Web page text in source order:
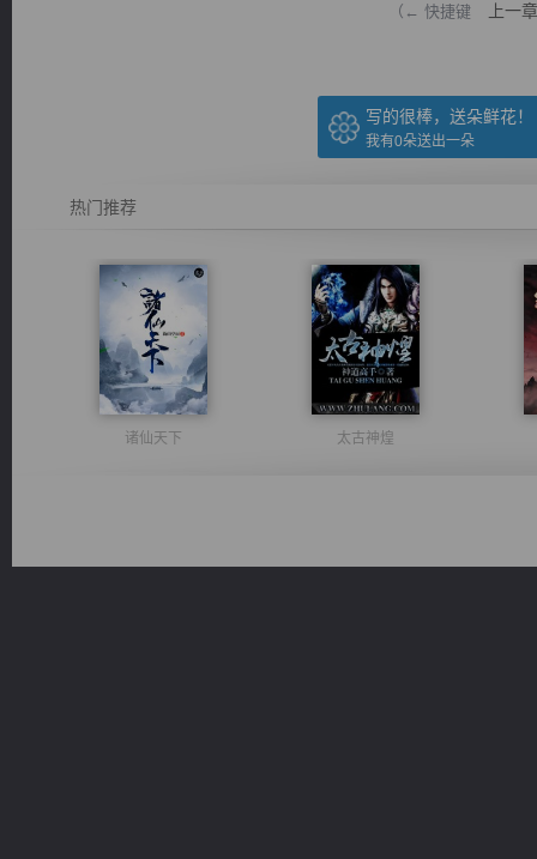
（← 快捷键 上一章
写的很棒，送朵鲜花！
我有0朵送出一朵
热门推荐
诸仙天下 太古神煌